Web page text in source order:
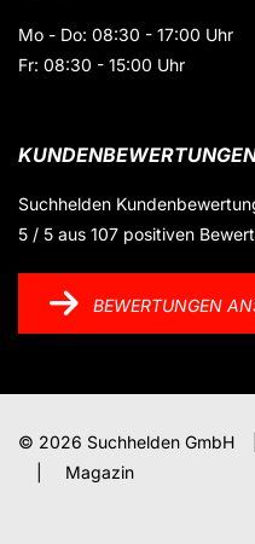
Mo - Do: 08:30 - 17:00 Uhr
Fr: 08:30 - 15:00 Uhr
Suchhelden
5 / 5 aus 107 positiven
BEWERTUNGEN
© 2026 Suchhelden GmbH
Magazin